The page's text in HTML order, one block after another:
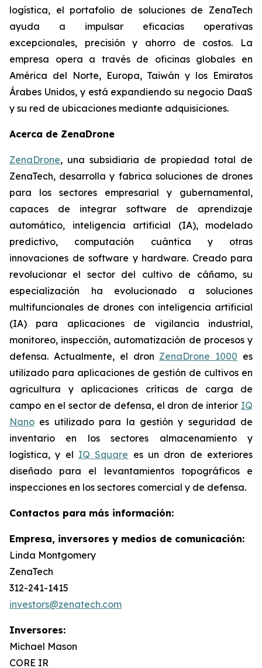
logística, el portafolio de soluciones de ZenaTech
ayuda a impulsar eficacias operativas
excepcionales, precisión y ahorro de costos. La
empresa opera a través de oficinas globales en
América del Norte, Europa, Taiwán y los Emiratos
Árabes Unidos, y está expandiendo su negocio DaaS
y su red de ubicaciones mediante adquisiciones.
Acerca de ZenaDrone
ZenaDrone, una subsidiaria de propiedad total de
ZenaTech, desarrolla y fabrica soluciones de drones
para los sectores empresarial y gubernamental,
capaces de integrar software de aprendizaje
automático, inteligencia artificial (IA), modelado
predictivo, computación cuántica y otras
innovaciones de software y hardware. Creado para
revolucionar el sector del cultivo de cáñamo, su
especialización ha evolucionado a soluciones
multifuncionales de drones con inteligencia artificial
(IA) para aplicaciones de vigilancia industrial,
monitoreo, inspección, automatización de procesos y
defensa. Actualmente, el dron ZenaDrone 1000 es
utilizado para aplicaciones de gestión de cultivos en
agricultura y aplicaciones críticas de carga de
campo en el sector de defensa, el dron de interior IQ
Nano es utilizado para la gestión y seguridad de
inventario en los sectores almacenamiento y
logística, y el IQ Square es un dron de exteriores
diseñado para el levantamientos topográficos e
inspecciones en los sectores comercial y de defensa.
Contactos para más información:
Empresa, inversores y medios de comunicación:
Linda Montgomery
ZenaTech
312-241-1415
investors@zenatech.com
Inversores:
Michael Mason
CORE IR